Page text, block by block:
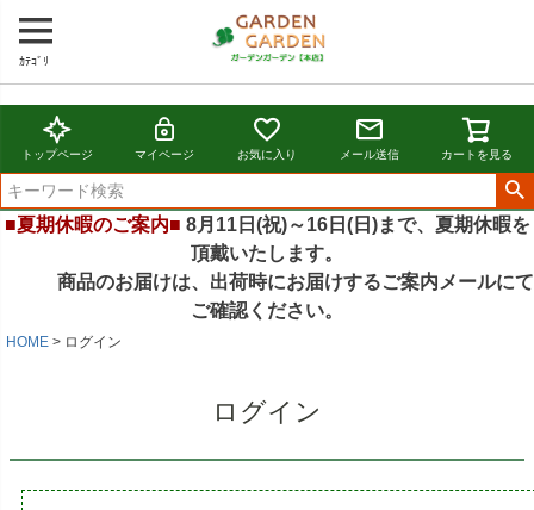
ｶﾃｺﾞﾘ
トップページ マイページ お気に入り メール送信 カートを見る
■夏期休暇のご案内■ 8月11日(祝)～16日(日)まで、夏期休暇を
頂戴いたします。
商品のお届けは、出荷時にお届けするご案内メールにて
ご確認ください。
HOME ログイン
ログイン